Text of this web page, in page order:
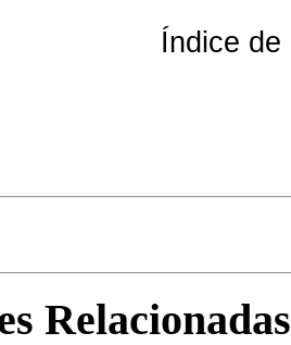
Índice
Relacionadas